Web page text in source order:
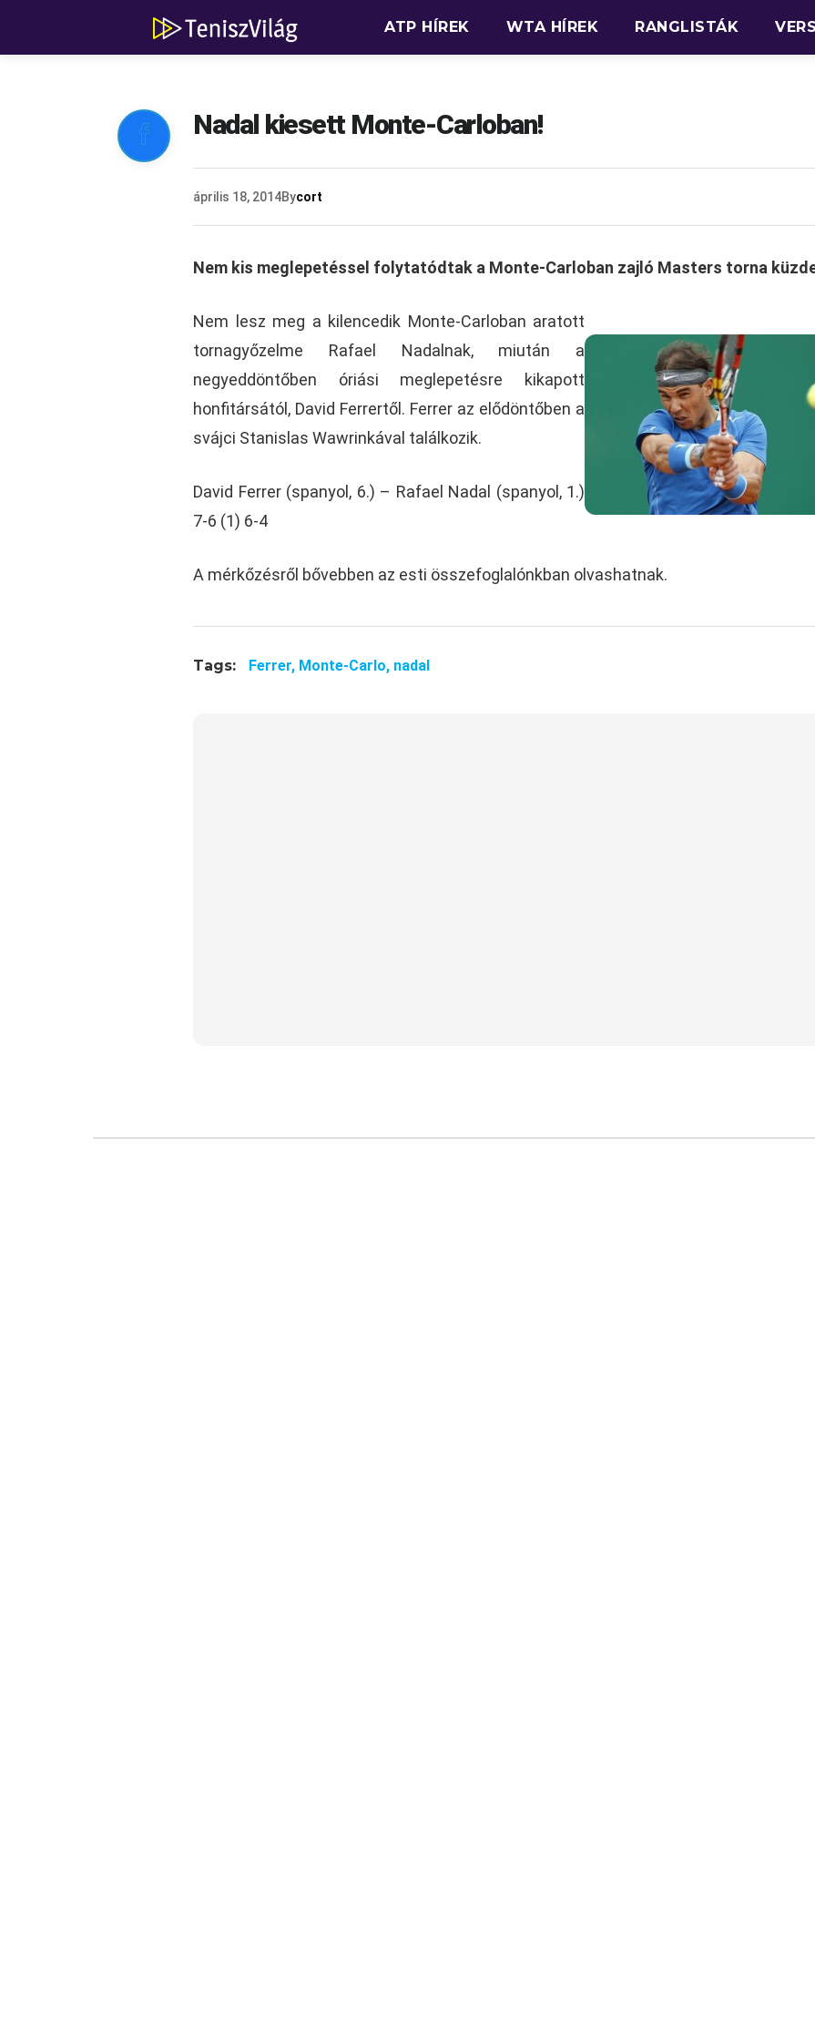
ATP HÍREK WTA HÍREK RANGLISTÁK
 Nadal kiesett Monte-Carloban!
április 18, 2014Bycort
Nem kis meglepetéssel folytatódtak a Monte-Carloban zajló Masters torna
Nem lesz meg a kilencedik Monte-Carloban aratott
tornagyőzelme Rafael Nadalnak, miután a
negyeddöntőben óriási meglepetésre kikapott
honfitársától, David Ferrertől. Ferrer az elődöntőben a
svájci Stanislas Wawrinkával találkozik.
David Ferrer (spanyol, 6.) – Rafael Nadal (spanyol, 1.)
7-6 (1) 6-4
A mérkőzésről bővebben az esti összefoglalónkban olvashatnak.
Tags: Ferrer, Monte-Carlo, nadal